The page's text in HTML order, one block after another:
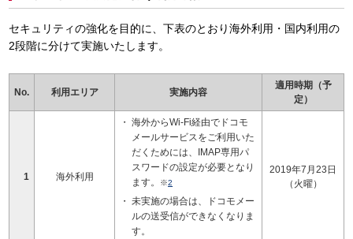
セキュリティの強化を目的に、下表のとおり海外利用・国内利用の
2段階に分けて実施いたします。
No. 利用エリア 実施内容
適用時期（予
定）
1 海外利用
海外からWi-Fi経由でドコモ
メールサービスをご利用いた
だくためには、IMAP専用パ
スワードの設定が必要となり
ます。
※2
未実施の場合は、ドコモメー
ルの送受信ができなくなりま
す。
2019年7月23日
（火曜）